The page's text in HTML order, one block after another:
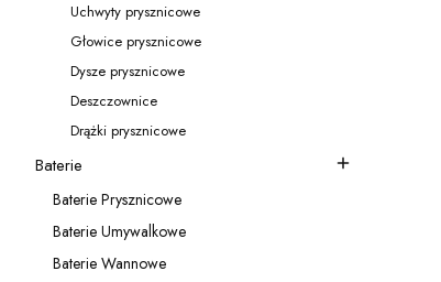
Kategoria - Uchwyty prysznicowe
Uchwyty prysznicowe
Kategoria - Głowice prysznicowe
Głowice prysznicowe
Kategoria - Dysze prysznicowe
Dysze prysznicowe
Kategoria - Deszczownice
Deszczownice
Kategoria - Drążki prysznicowe
Drążki prysznicowe
Kategoria - Baterie
Baterie
Kategoria - Baterie Prysznicowe
Baterie Prysznicowe
Kategoria - Baterie Umywalkowe
Baterie Umywalkowe
Kategoria - Baterie Wannowe
Baterie Wannowe